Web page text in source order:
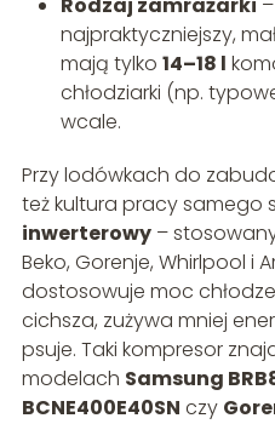
Rodzaj zamrażarki
najpraktyczniejszy,
mają tylko 14–18 l
chłodziarki (np.
wcale.
Przy lodówkach do
też kultura pracy samego
inwerterowy–
Beko, Gorenje, Whirlpool i
dostosowuje moc
cichsza, zużywa mniej
psuje. Taki kompresor
modelach Samsung
BCNE400E40SN czy